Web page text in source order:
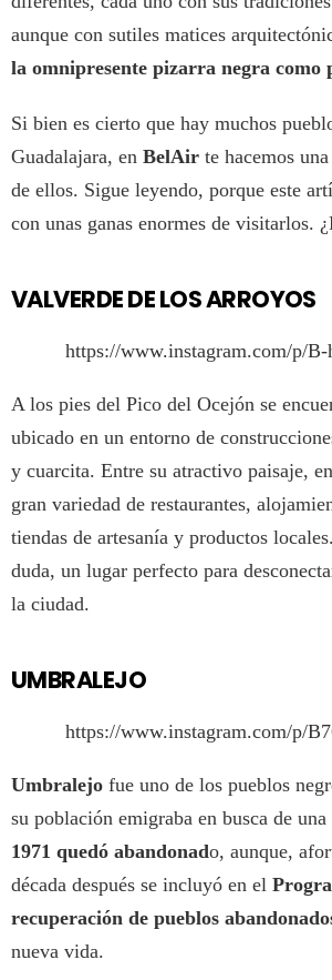
aunque con sutiles matices
la omnipresente pizarra negra como
Si bien es cierto que hay muchos
Guadalajara, en BelAir te hacemos
de ellos. Sigue leyendo, porque este
con unas ganas enormes de visitarlos.
VALVERDE DE LOS ARROYOS
https://www.instagram.com/p/
A los pies del Pico del Ocejón se
ubicado en un entorno de
y cuarcita. Entre su atractivo paisaje,
gran variedad de restaurantes,
tiendas de artesanía y productos
duda, un lugar perfecto para
la ciudad.
UMBRALEJO
https://www.instagram.com/p/
Umbralejo fue uno de los pueblos
su población emigraba en busca de
1971 quedó abandonado, aunque,
década después se incluyó en el
recuperación de pueblos
nueva vida.